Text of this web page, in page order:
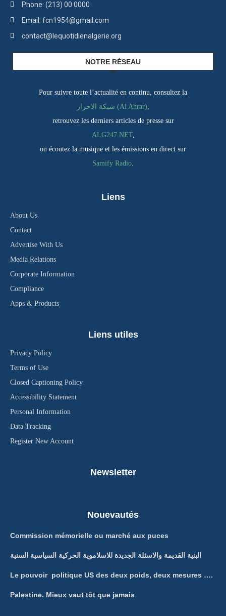
Phone: (213) 00 0000
Email: fcn1954@gmail.com
contact@lequotidienalgerie.org
NOTRE RÉSEAU
Pour suivre toute l’actualité en continu, consultez la
شبكة الاحرار (Al Ahrar),
retrouvez les derniers articles de presse sur
ALG247.NET,
ou écoutez la musique et les émissions en direct sur
Samify Radio.
Liens
About Us
Contact
Advertise With Us
Media Relations
Corporate Information
Compliance
Apps & Products
Liens utiles
Privacy Policy
Terms of Use
Closed Captioning Policy
Accessibility Statement
Personal Information
Data Tracking
Register New Account
Newsletter
Nouevautés
Commission mémorielle ou marché aux puces
البنية القديمة والاسئلة الجديدة للاسلاموية الحركية السياسية السنية
Le pouvoir politique US des deux poids, deux mesures ….
Palestine. Mieux vaut tôt que jamais